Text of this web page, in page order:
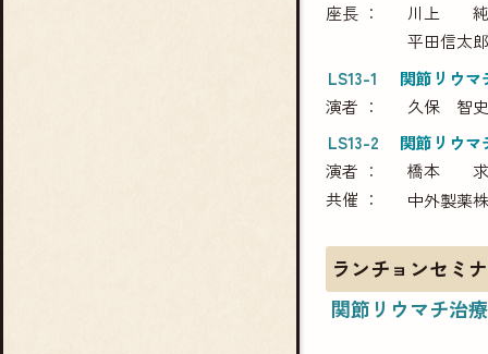
座長
川上 純
平田信太郎
LS13-1
関節リウマ
演者
久保 智史
LS13-2
関節リウ
演者
橋本 求
共催
中外製薬
ランチョンセミ
関節リウマチ治